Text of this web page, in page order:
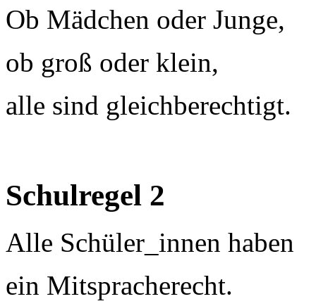
Ob Mädchen oder Junge,
ob groß oder klein,
alle sind gleichberechtigt.
Schulregel 2
Alle Schüler_innen haben
ein Mitspracherecht.